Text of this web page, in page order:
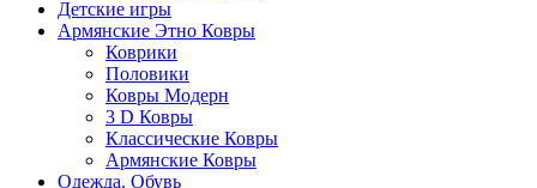
Детские игры
Армянские Этно Ковры
Коврики
Половики
Ковры Модерн
3 D Ковры
Классические Ковры
Армянские Ковры
Одежда. Обувь